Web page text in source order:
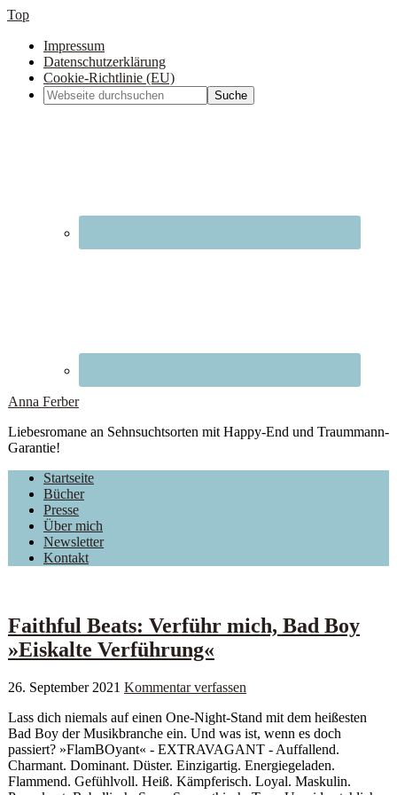
Top
Impressum
Datenschutzerklärung
Cookie-Richtlinie (EU)
Anna Ferber
Liebesromane an Sehnsuchtsorten mit Happy-End und Traummann-
Garantie!
Startseite
Bücher
Presse
Über mich
Newsletter
Kontakt
Faithful Beats: Verführ mich, Bad Boy
»Eiskalte Verführung«
26. September 2021 Kommentar verfassen
Lass dich niemals auf einen One-Night-Stand mit dem heißesten
Bad Boy der Musikbranche ein. Und was ist, wenn es doch
passiert? »FlamBOyant« - EXTRAVAGANT - Auffallend.
Charmant. Dominant. Düster. Einzigartig. Energiegeladen.
Flammend. Gefühlvoll. Heiß. Kämpferisch. Loyal. Maskulin.